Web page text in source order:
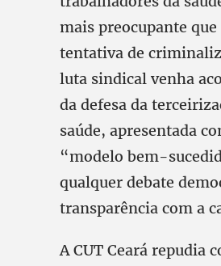
mais preocupante que
tentativa de
luta sindical venha
da defesa da
saúde, apresentada
“modelo bem-
qualquer debate
transparência com a
A CUT Ceará repudia